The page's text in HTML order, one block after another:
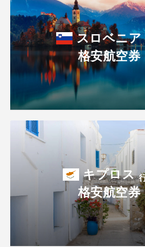
スロベニア
格安航空券
キプロス
格安航空券